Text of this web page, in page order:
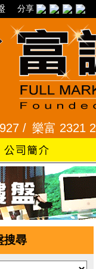
分享
樂富 2321 2287 /
搜尋